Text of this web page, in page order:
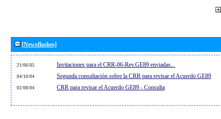
[Newsflashes]
21/06/05 Invitaciones para el CRR-06-Rev.GE89 enviadas...
04/10/04 Segunda consultación sobre la CRR para revisar el Acuerdo GE89
02/08/04 CRR para revisar el Acuerdo GE89 - Consulta